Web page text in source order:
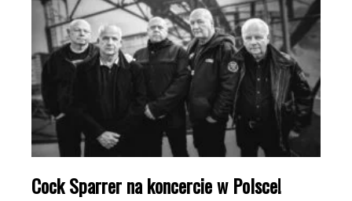
Cock Sparrer na koncercie w Polsce!